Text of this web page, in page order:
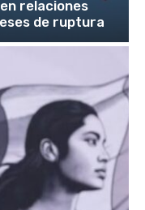
relaciones
de ruptura